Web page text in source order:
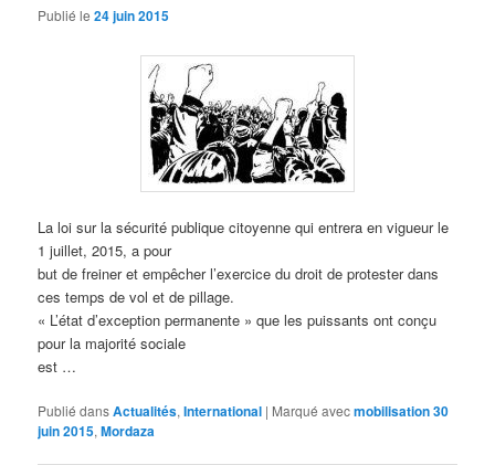
Publié le24 juin 2015
La loi sur la sécurité publique citoyenne qui entrera en vigueur le
1 juillet, 2015, a pour
but de freiner et empêcher l’exercice du droit de protester dans
ces temps de vol et de pillage.
« L’état d’exception permanente » que les puissants ont conçu
pour la majorité sociale
est …
Publié dansActualités,International | Marqué avecmobilisation 30
juin 2015,Mordaza